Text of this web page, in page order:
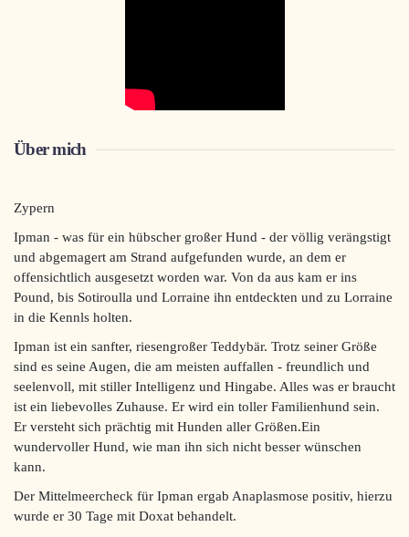
Über mich
Zypern
Ipman - was für ein hübscher großer Hund - der völlig verängstigt
und abgemagert am Strand aufgefunden wurde, an dem er
offensichtlich ausgesetzt worden war. Von da aus kam er ins
Pound, bis Sotiroulla und Lorraine ihn entdeckten und zu Lorraine
in die Kennls holten.
Ipman ist ein sanfter, riesengroßer Teddybär. Trotz seiner Größe
sind es seine Augen, die am meisten auffallen - freundlich und
seelenvoll, mit stiller Intelligenz und Hingabe. Alles was er braucht
ist ein liebevolles Zuhause. Er wird ein toller Familienhund sein.
Er versteht sich prächtig mit Hunden aller Größen.Ein
wundervoller Hund, wie man ihn sich nicht besser wünschen
kann.
Der Mittelmeercheck für Ipman ergab Anaplasmose positiv, hierzu
wurde er 30 Tage mit Doxat behandelt.